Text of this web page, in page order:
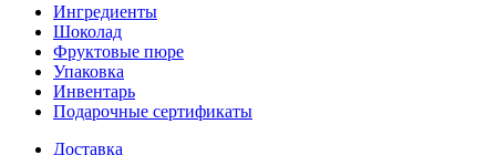
Ингредиенты
Шоколад
Фруктовые пюре
Упаковка
Инвентарь
Подарочные сертификаты
Доставка